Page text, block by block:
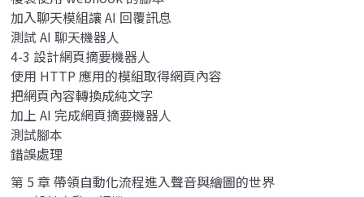
加入聊天模組讓 AI 回覆訊息
測試 AI 聊天機器人
4-3 設計網頁摘要機器人
使用 HTTP 應用的模組取得網頁內容
把網頁內容轉換成純文字
加上 AI 完成網頁摘要機器人
測試腳本
錯誤處理
第 5 章 帶領自動化流程進入聲音與繪圖的世界